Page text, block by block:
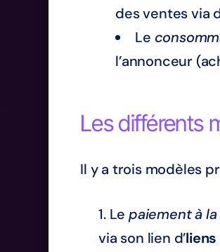
des ventes via
Le
l’annonceur
Les différents
Il y a trois modèles
Le paiement à
via son lien d’